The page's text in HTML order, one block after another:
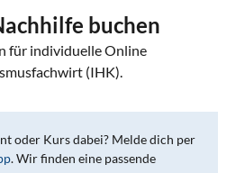
buchen
für individuelle Online
(IHK).
oder Kurs dabei? Melde dich per
. Wir finden eine passende